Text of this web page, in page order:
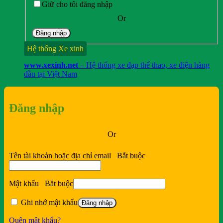
kém
Đại tiện ra máu Động kinh
Giữ cho tôi đăng nhập
Or
Đăng nhập
Hệ thống Xe xinh
www.xexinh.net – Hệ thống xe đạp thể thao, xe điện hàng
đầu tại Việt Nam
Đăng nhập
Or
Tên tài khoản hoặc địa chỉ email Bắt buộc
Mật khẩu Bắt buộc
Ghi nhớ mật khẩu Đăng nhập
Quên mật khẩu?